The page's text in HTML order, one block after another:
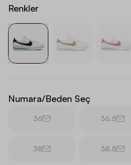
Renkler
Numara/Beden Seç
36 36.5
38 38.5